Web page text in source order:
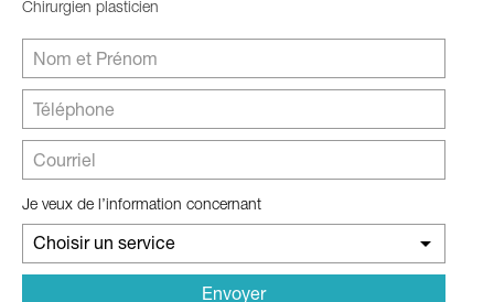
Chirurgien plasticien
Je veux de l’information concernant
Choisir un service